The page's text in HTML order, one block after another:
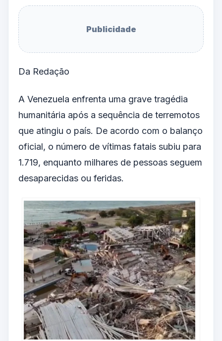
Publicidade
Da Redação
A Venezuela enfrenta uma grave tragédia
humanitária após a sequência de terremotos
que atingiu o país. De acordo com o balanço
oficial, o número de vítimas fatais subiu para
1.719, enquanto milhares de pessoas seguem
desaparecidas ou feridas.